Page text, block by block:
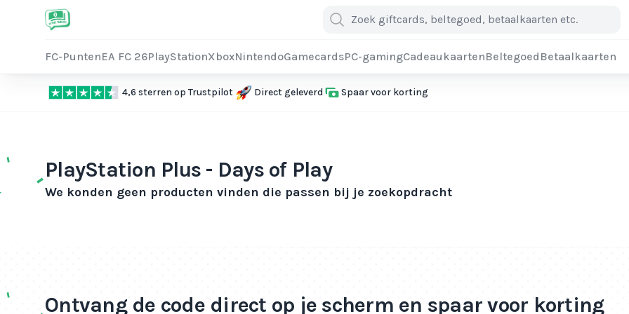
FC-PuntenEA FC 26PlayStationXboxNintendoGamecardsPC-gamingCadeaukaartenBeltegoed Betaalkaarten
4,6 sterren op Trustpilot Direct geleverd Spaar voor korting
PlayStation Plus - Days of Play
We konden geen producten vinden die passen bij je zoekopdracht
Ontvang de code direct op je scherm en spaar voor korting